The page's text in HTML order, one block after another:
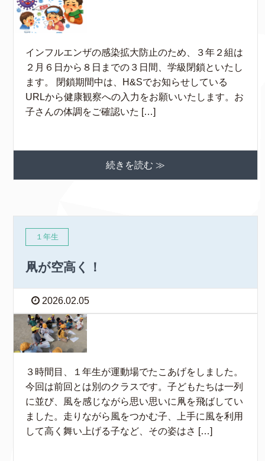
インフルエンザの感染拡大防止のため、３年２組は
２月６日から８日までの３日間、学級閉鎖といたし
ます。 閉鎖期間中は、H&Sでお知らせしている
URLから健康観察への入力をお願いいたします。お
子さんの体調をご確認いた […]
続きを読む ≫
１年生
凧が空高く！
2026.02.05
３時間目、１年生が運動場でたこあげをしました。
今回は前回とは別のクラスです。子どもたちは一列
に並び、風を感じながら思い思いに凧を飛ばしてい
ました。走りながら風をつかむ子、上手に風を利用
して高く舞い上げる子など、その姿はさ […]